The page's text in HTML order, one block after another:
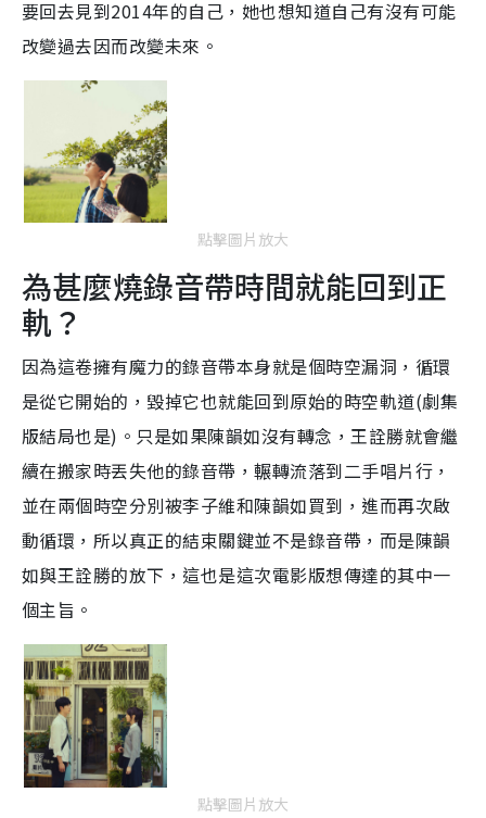
要回去見到2014年的自己，她也想知道自己有沒有可能
改變過去因而改變未來。
點擊圖片放大
為甚麼燒錄音帶時間就能回到正
軌？
因為這卷擁有魔力的錄音帶本身就是個時空漏洞，循環
是從它開始的，毀掉它也就能回到原始的時空軌道(劇集
版結局也是)。只是如果陳韻如沒有轉念，王詮勝就會繼
續在搬家時丟失他的錄音帶，輾轉流落到二手唱片行，
並在兩個時空分別被李子維和陳韻如買到，進而再次啟
動循環，所以真正的結束關鍵並不是錄音帶，而是陳韻
如與王詮勝的放下，這也是這次電影版想傳達的其中一
個主旨。
點擊圖片放大